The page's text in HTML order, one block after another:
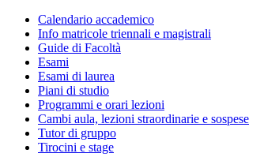
Calendario accademico
Info matricole triennali e magistrali
Guide di Facoltà
Esami
Esami di laurea
Piani di studio
Programmi e orari lezioni
Cambi aula, lezioni straordinarie e sospese
Tutor di gruppo
Tirocini e stage